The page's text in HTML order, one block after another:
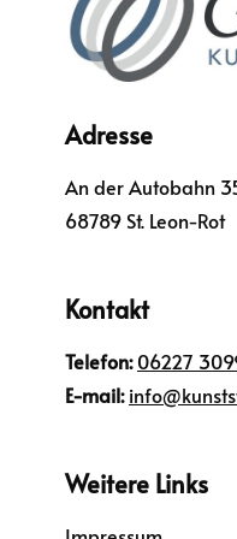
Adresse
An der Autobahn
68789 St. Leon-Rot
Kontakt
Telefon: 06227
E-mail:
Weitere Links